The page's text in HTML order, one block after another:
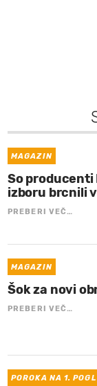
MAGAZIN
So producenti
izboru brcnili
PREBERI VEČ…
MAGAZIN
Šok za novi
PREBERI VEČ…
POROKA NA 1.